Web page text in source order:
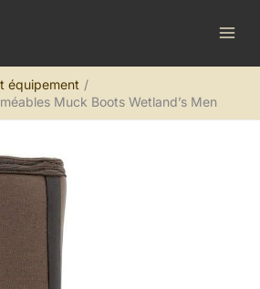
équipement
Muck Boots Wetland’s Men